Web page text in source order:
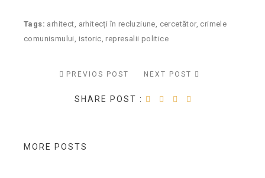
Tags: arhitect, arhitecți în recluziune, cercetător, crimele
comunismului , istoric, represalii politice
PREVIOS POST NEXT POST
SHARE POST :
MORE POSTS